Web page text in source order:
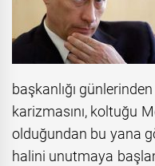
başkanlığı
karizmasını, koltuğu
olduğundan bu yana
halini unutmaya